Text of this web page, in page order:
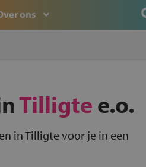
ons
Tilligtee.o.
in Tilligte voor je in een